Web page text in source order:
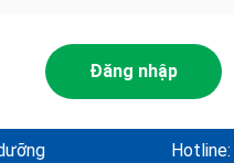
Đăng nhập
Hotline: